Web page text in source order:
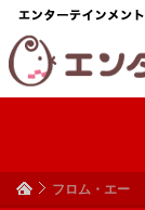
フロム・エー